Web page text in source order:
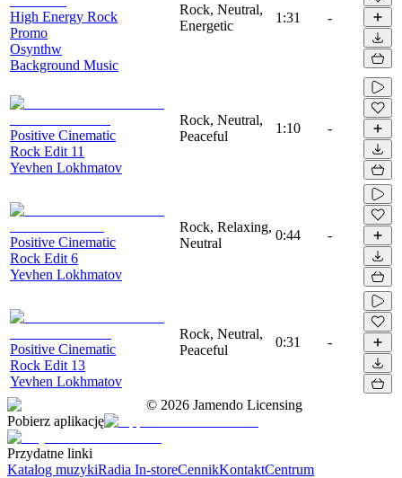
High Energy Rock
Promo
Osynthw
Background Music
Rock, Neutral,
Energetic
1:31 -
Positive Cinematic
Rock Edit 11
Yevhen Lokhmatov
Rock, Neutral,
Peaceful
1:10 -
Positive Cinematic
Rock Edit 6
Yevhen Lokhmatov
Rock, Relaxing,
Neutral
0:44 -
Positive Cinematic
Rock Edit 13
Yevhen Lokhmatov
Rock, Neutral,
Peaceful
0:31 -
© 2026 Jamendo Licensing
Pobierz aplikację
Przydatne linki
Katalog muzykiRadia In-storeCennikKontaktCentrum